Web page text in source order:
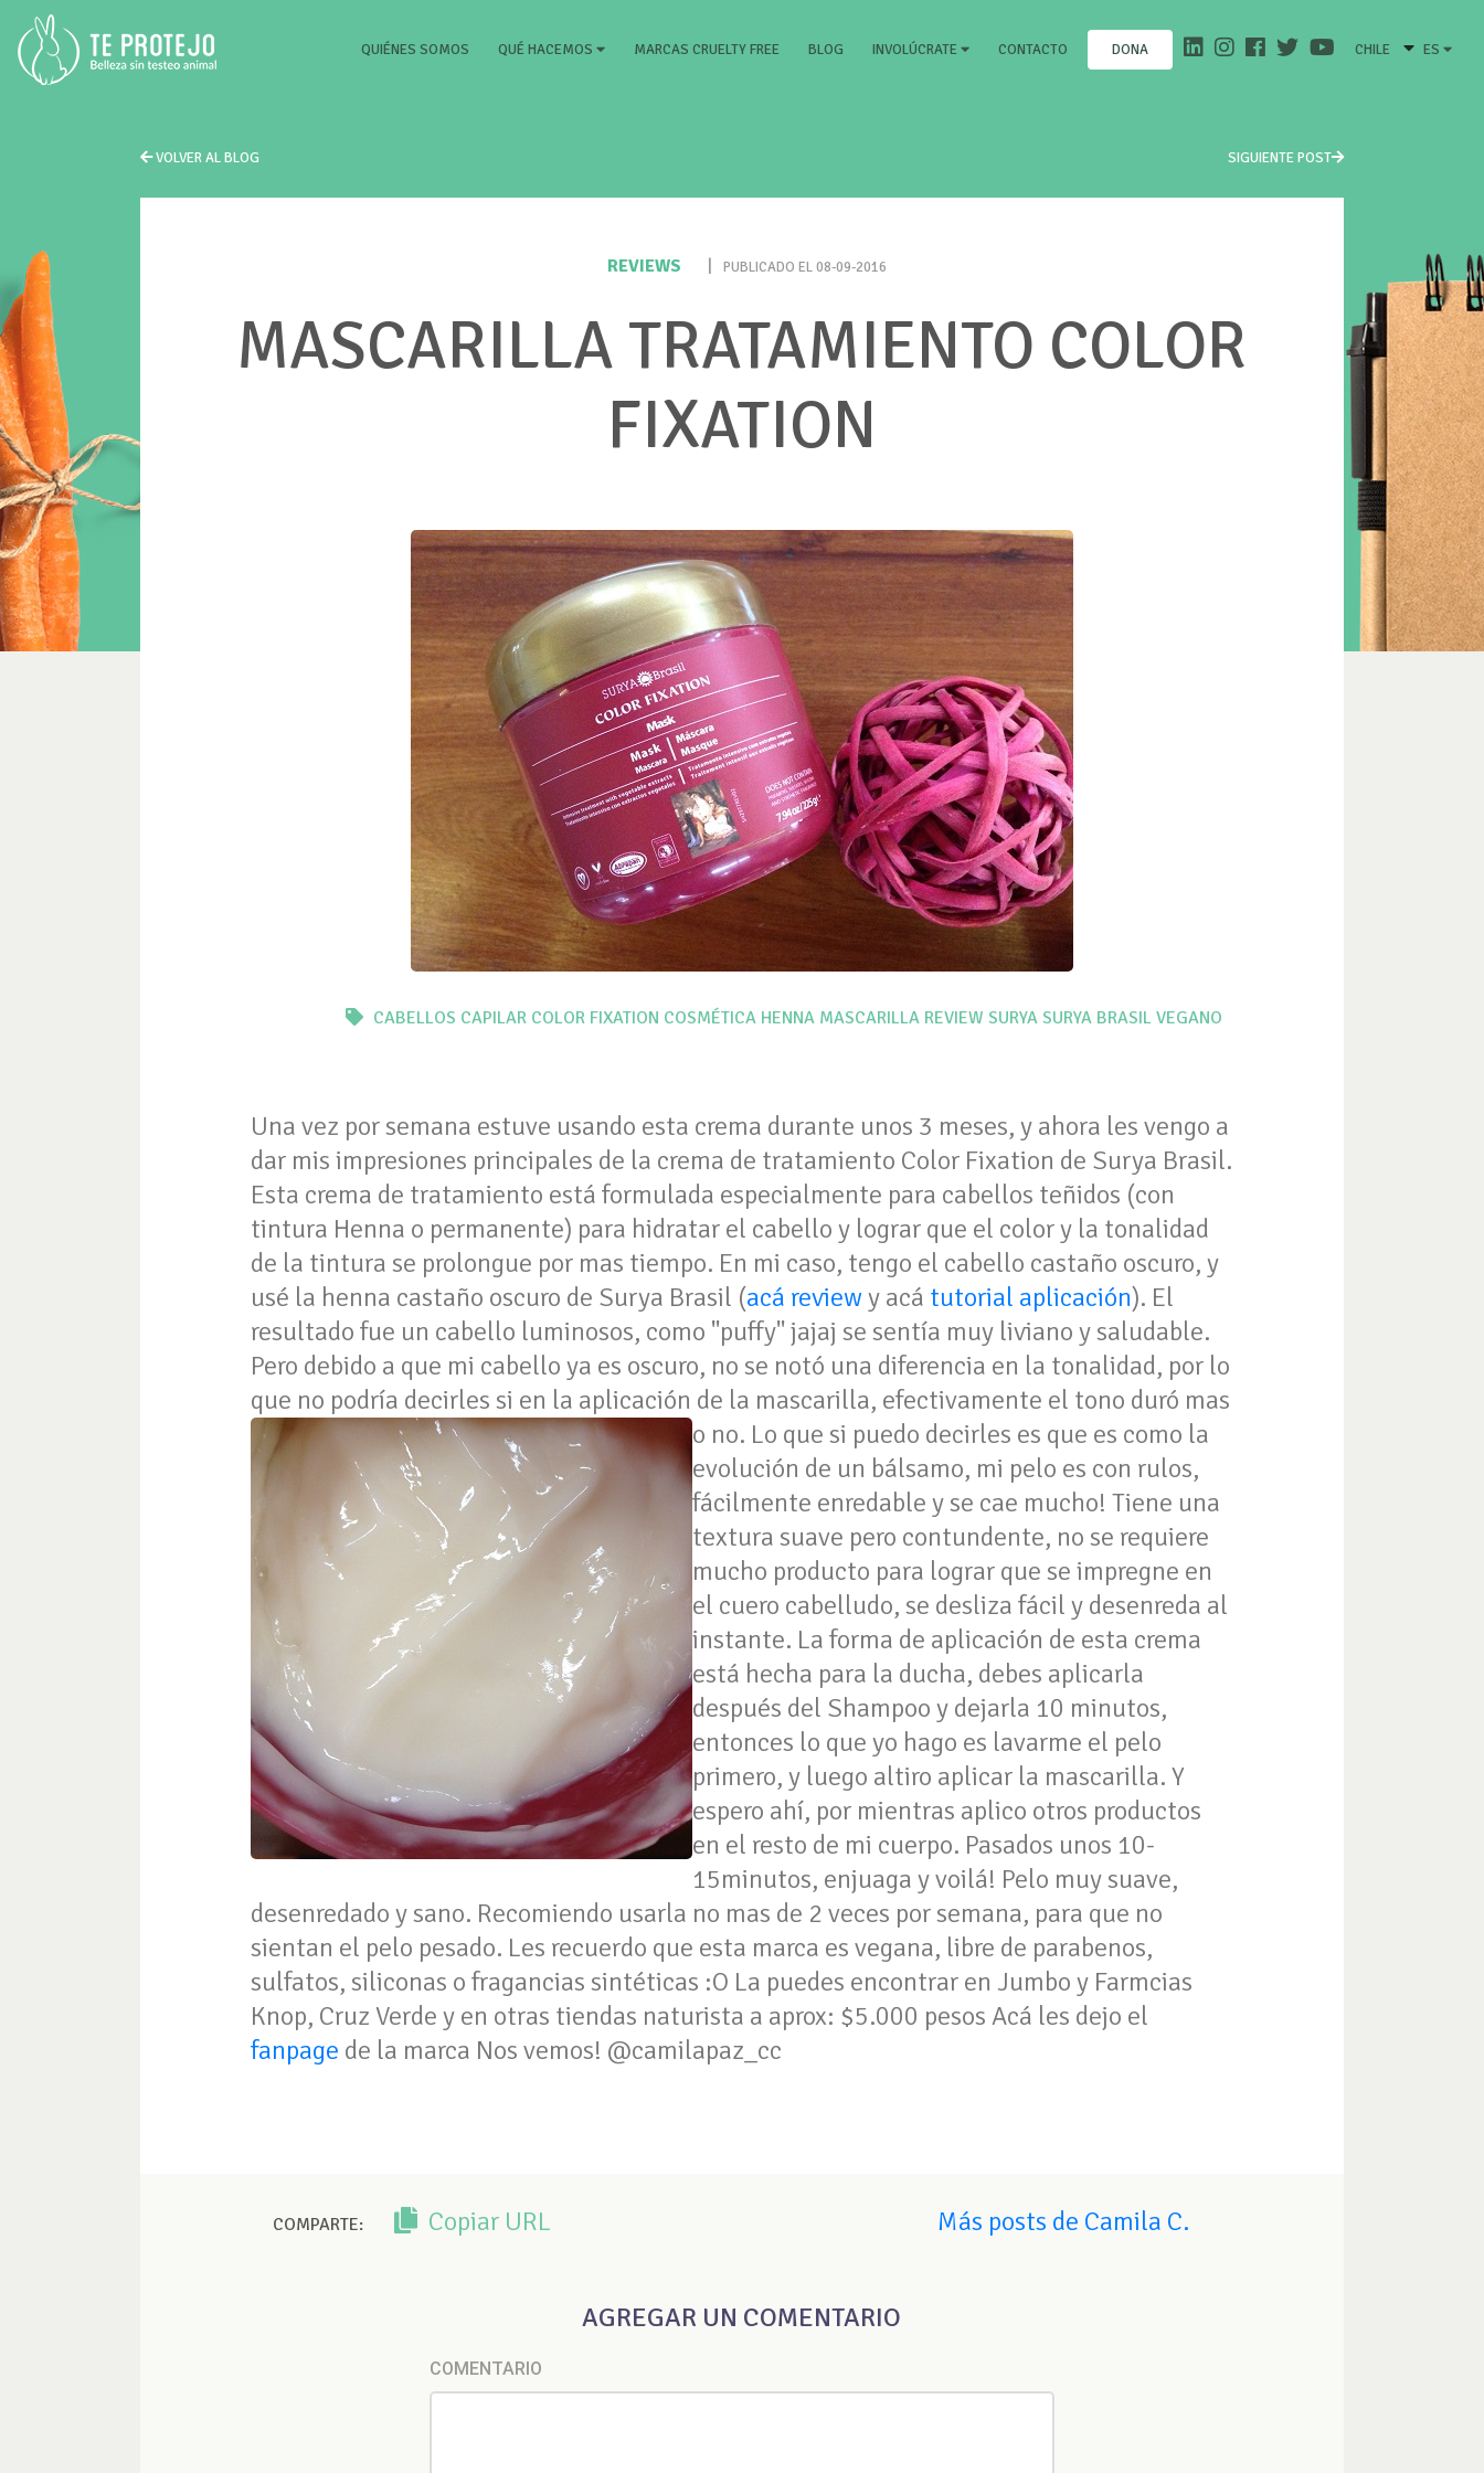
QUIÉNES SOMOS (CURRENT)
QUÉ HACEMOS MARCAS CRUELTY FREE BLOG INVOLÚCRATE CONTACTO DONA CHILE ES
VOLVER AL BLOG SIGUIENTE POST
REVIEWS PUBLICADO EL 08-09-2016
MASCARILLA TRATAMIENTO COLOR
FIXATION
CABELLOS CAPILAR COLOR FIXATION COSMÉTICA HENNA MASCARILLA REVIEW SURYA SURYA BRASIL VEGANO
Una vez por semana estuve usando esta crema durante unos 3 meses, y ahora les vengo a
dar mis impresiones principales de la crema de tratamiento Color Fixation de Surya Brasil.
Esta crema de tratamiento está formulada especialmente para cabellos teñidos (con
tintura Henna o permanente) para hidratar el cabello y lograr que el color y la tonalidad
de la tintura se prolongue por mas tiempo. En mi caso, tengo el cabello castaño oscuro, y
usé la henna castaño oscuro de Surya Brasil (acá reviewy acá tutorial aplicación). El
resultado fue un cabello luminosos, como "puffy" jajaj se sentía muy liviano y saludable.
Pero debido a que mi cabello ya es oscuro, no se notó una diferencia en la tonalidad, por lo
que no podría decirles si en la aplicación de la mascarilla, efectivamente el tono duró mas
o no. Lo que si puedo decirles es que es como la
evolución de un bálsamo, mi pelo es con rulos,
fácilmente enredable y se cae mucho! Tiene una
textura suave pero contundente, no se requiere
mucho producto para lograr que se impregne en
el cuero cabelludo, se desliza fácil y desenreda al
instante. La forma de aplicación de esta crema
está hecha para la ducha, debes aplicarla
después del Shampoo y dejarla 10 minutos,
entonces lo que yo hago es lavarme el pelo
primero, y luego altiro aplicar la mascarilla. Y
espero ahí, por mientras aplico otros productos
en el resto de mi cuerpo. Pasados unos 10-
15minutos, enjuaga y voilá! Pelo muy suave,
desenredado y sano. Recomiendo usarla no mas de 2 veces por semana, para que no
sientan el pelo pesado. Les recuerdo que esta marca es vegana, libre de parabenos,
sulfatos, siliconas o fragancias sintéticas :O La puedes encontrar en Jumbo y Farmcias
Knop, Cruz Verde y en otras tiendas naturista a aprox: $5.000 pesos Acá les dejo el
fanpage de la marca Nos vemos! @camilapaz_cc
COMPARTE: Copiar URL Más posts de Camila C.
AGREGAR UN COMENTARIO
COMENTARIO